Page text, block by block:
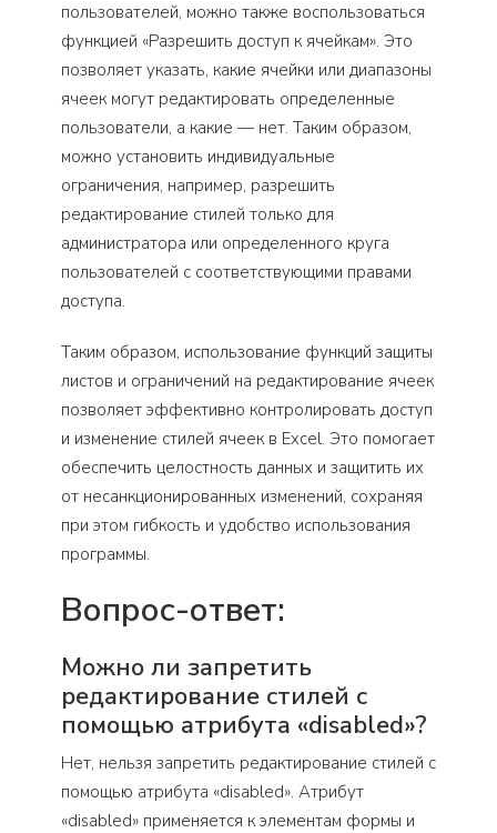
пользователей, можно также воспользоваться
функцией «Разрешить доступ к ячейкам». Это
позволяет указать, какие ячейки или диапазоны
ячеек могут редактировать определенные
пользователи, а какие — нет. Таким образом,
можно установить индивидуальные
ограничения, например, разрешить
редактирование стилей только для
администратора или определенного круга
пользователей с соответствующими правами
доступа.
Таким образом, использование функций защиты
листов и ограничений на редактирование ячеек
позволяет эффективно контролировать доступ
и изменение стилей ячеек в Excel. Это помогает
обеспечить целостность данных и защитить их
от несанкционированных изменений, сохраняя
при этом гибкость и удобство использования
программы.
Вопрос-ответ:
Можно ли запретить
редактирование стилей с
помощью атрибута «disabled»?
Нет, нельзя запретить редактирование стилей с
помощью атрибута «disabled». Атрибут
«disabled» применяется к элементам формы и